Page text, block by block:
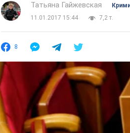
Татьяна Гайжевская
11.01.2017 15:44
7,2 т.
8